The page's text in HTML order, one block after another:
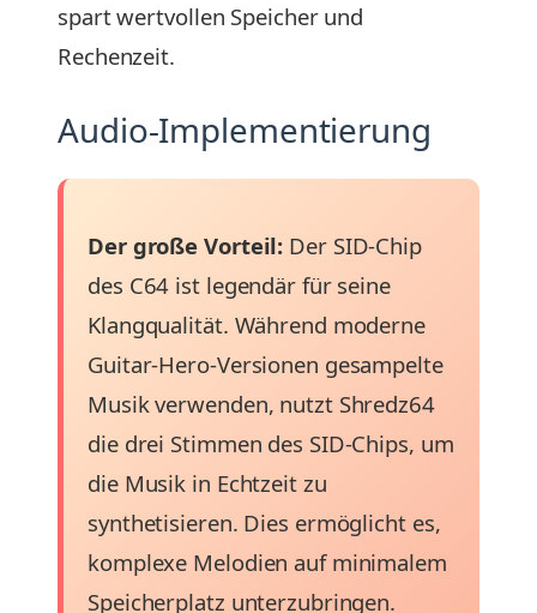
spart wertvollen Speicher und
Rechenzeit.
Audio-Implementierung
Der große Vorteil: Der SID-Chip
des C64 ist legendär für seine
Klangqualität. Während moderne
Guitar-Hero-Versionen gesampelte
Musik verwenden, nutzt Shredz64
die drei Stimmen des SID-Chips, um
die Musik in Echtzeit zu
synthetisieren. Dies ermöglicht es,
komplexe Melodien auf minimalem
Speicherplatz unterzubringen.